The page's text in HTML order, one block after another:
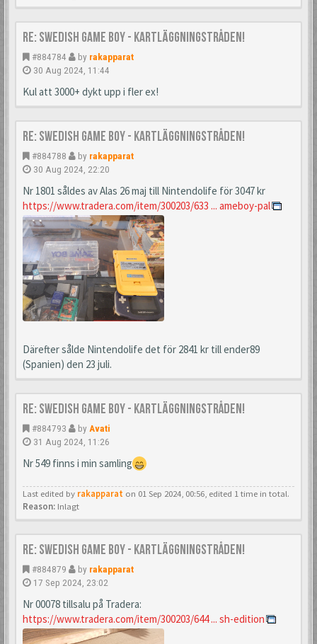
Re: Swedish Game Boy - Kartläggningstråden!
#884784 by rakapparat
30 Aug 2024, 11:44
Kul att 3000+ dykt upp i fler ex!
Re: Swedish Game Boy - Kartläggningstråden!
#884788 by rakapparat
30 Aug 2024, 22:20
Nr 1801 såldes av Alas 26 maj till Nintendolife för 3047 kr
https://www.tradera.com/item/300203/633 ... ameboy-pal
Därefter sålde Nintendolife det för 2841 kr till ender89
(Spanien) den 23 juli.
Re: Swedish Game Boy - Kartläggningstråden!
#884793 by Avati
31 Aug 2024, 11:26
Nr 549 finns i min samling
Last edited by rakapparat on 01 Sep 2024, 00:56, edited 1 time in total.
Reason: Inlagt
Re: Swedish Game Boy - Kartläggningstråden!
#884879 by rakapparat
17 Sep 2024, 23:02
Nr 00078 tillsalu på Tradera:
https://www.tradera.com/item/300203/644 ... sh-edition